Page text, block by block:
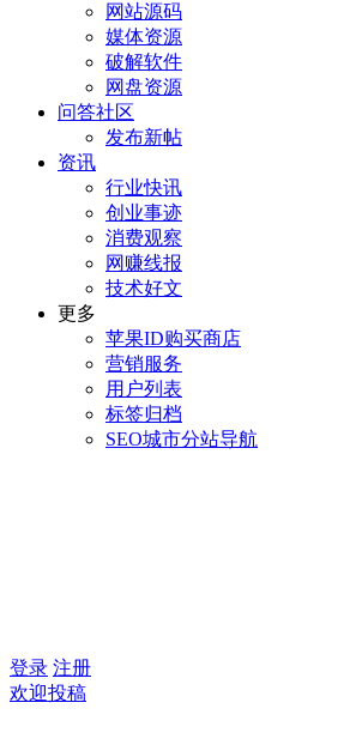
网站源码
媒体资源
破解软件
网盘资源
问答社区
发布新帖
资讯
行业快讯
创业事迹
消费观察
网赚线报
技术好文
更多
苹果ID购买商店
营销服务
用户列表
标签归档
SEO城市分站导航
登录 注册
欢迎投稿